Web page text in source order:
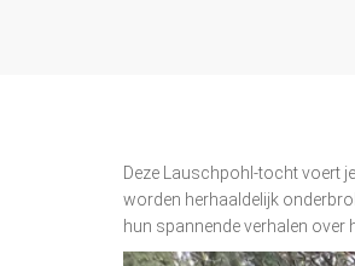
Deze Lauschpohl-tocht voert
worden herhaaldelijk
hun spannende verhalen over